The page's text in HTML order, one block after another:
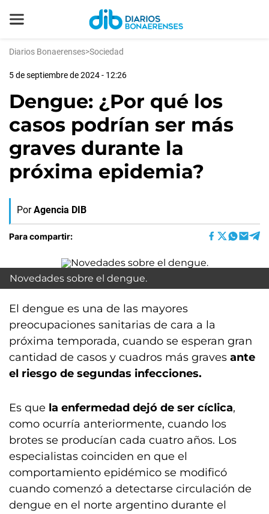
Diarios Bonaerenses>Sociedad
5 de septiembre de 2024 - 12:26
Dengue: ¿Por qué los
casos podrían ser más
graves durante la
próxima epidemia?
Por Agencia DIB
Para compartir:
Novedades sobre el dengue.
El dengue es una de las mayores
preocupaciones sanitarias de cara a la
próxima temporada, cuando se esperan gran
cantidad de casos y cuadros más graves ante
el riesgo de segundas infecciones.
Es que la enfermedad dejó de ser cíclica,
como ocurría anteriormente, cuando los
brotes se producían cada cuatro años. Los
especialistas coinciden en que el
comportamiento epidémico se modificó
cuando comenzó a detectarse circulación de
dengue en el norte argentino durante el